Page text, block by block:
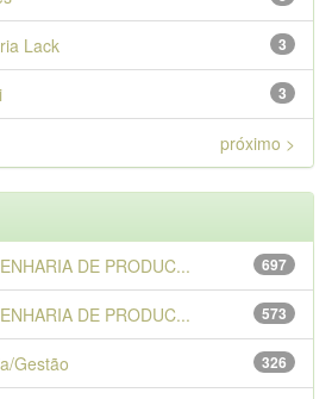
3
Lack
3
próximo >
697
DE PRODUC...
573
DE PRODUC...
326
Gestão